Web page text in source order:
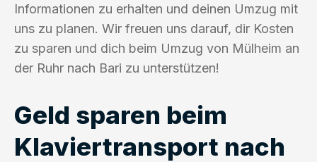
Informationen zu erhalten und deinen Umzug mit
uns zu planen. Wir freuen uns darauf, dir Kosten
zu sparen und dich beim Umzug von Mülheim an
der Ruhr nach Bari zu unterstützen!
Geld sparen beim
Klaviertransport nach